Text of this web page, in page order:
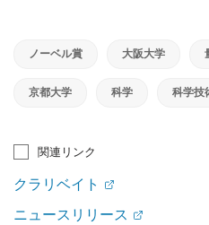
ノーベル賞 大阪大学
京都大学 科学 科学技
関連リンク
クラリベイト
ニュースリリース